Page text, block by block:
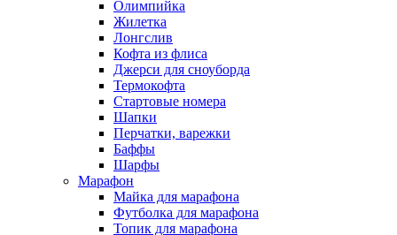
Олимпийка
Жилетка
Лонгслив
Кофта из флиса
Джерси для сноуборда
Термокофта
Стартовые номера
Шапки
Перчатки, варежки
Баффы
Шарфы
Марафон
Майка для марафона
Футболка для марафона
Топик для марафона